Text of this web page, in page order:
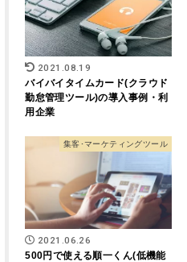
2021.08.19
バイバイタイムカード(クラウド
勤怠管理ツール)の導入事例・利
用企業
集客･マーケティングツール
2021.06.26
500円で使える順一くん(低機能